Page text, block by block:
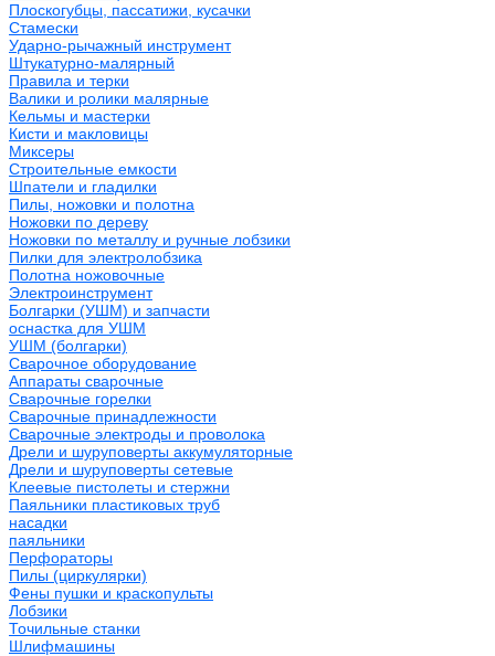
Плоскогубцы, пассатижи, кусачки
Стамески
Ударно-рычажный инструмент
Штукатурно-малярный
Правила и терки
Валики и ролики малярные
Кельмы и мастерки
Кисти и макловицы
Миксеры
Строительные емкости
Шпатели и гладилки
Пилы, ножовки и полотна
Ножовки по дереву
Ножовки по металлу и ручные лобзики
Пилки для электролобзика
Полотна ножовочные
Электроинструмент
Болгарки (УШМ) и запчасти
оснастка для УШМ
УШМ (болгарки)
Сварочное оборудование
Аппараты сварочные
Сварочные горелки
Сварочные принадлежности
Сварочные электроды и проволока
Дрели и шуруповерты аккумуляторные
Дрели и шуруповерты сетевые
Клеевые пистолеты и стержни
Паяльники пластиковых труб
насадки
паяльники
Перфораторы
Пилы (циркулярки)
Фены пушки и краскопульты
Лобзики
Точильные станки
Шлифмашины